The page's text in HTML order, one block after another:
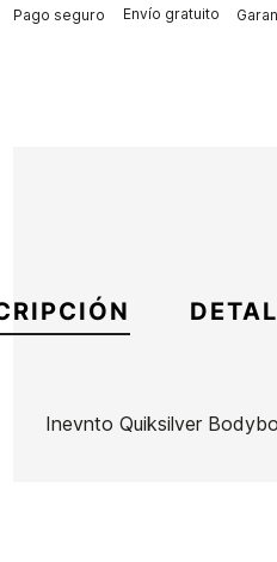
Pago seguro Envío gratuito
Inevnto Quiksilver